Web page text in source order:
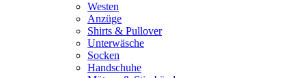
Westen
Anzüge
Shirts & Pullover
Unterwäsche
Socken
Handschuhe